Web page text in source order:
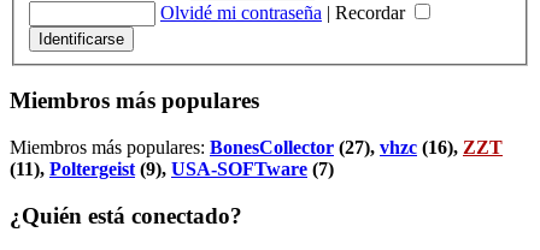
Olvidé mi contraseña | Recordar
Miembros más populares
Miembros más populares: BonesCollector (27), vhzc (16), ZZT
(11), Poltergeist (9), USA-SOFTware (7)
¿Quién está conectado?